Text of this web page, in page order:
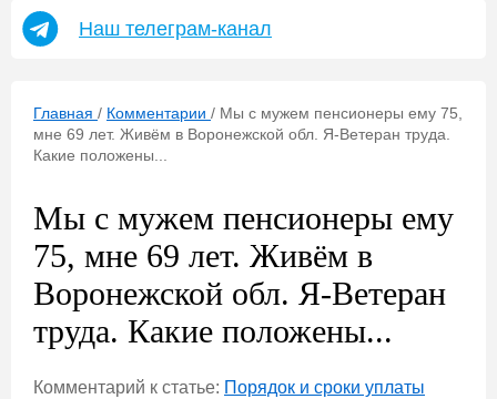
Наш телеграм-канал
Главная / Комментарии / Мы с мужем пенсионеры ему 75,
мне 69 лет. Живём в Воронежской обл. Я-Ветеран труда.
Какие положены...
Мы с мужем пенсионеры ему
75, мне 69 лет. Живём в
Воронежской обл. Я-Ветеран
труда. Какие положены...
Комментарий к статье: Порядок и сроки уплаты